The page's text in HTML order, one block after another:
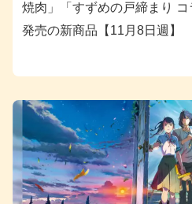
焼肉」「すずめの戸締まり
発売の新商品【11月8日週】